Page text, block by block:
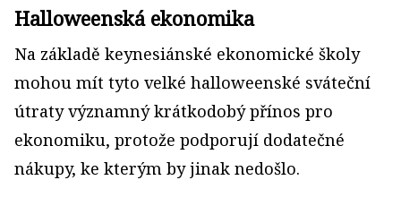
Halloweenská ekonomika
Na základě keynesiánské ekonomické školy
mohou mít tyto velké halloweenské sváteční
útraty významný krátkodobý přínos pro
ekonomiku, protože podporují dodatečné
nákupy, ke kterým by jinak nedošlo.